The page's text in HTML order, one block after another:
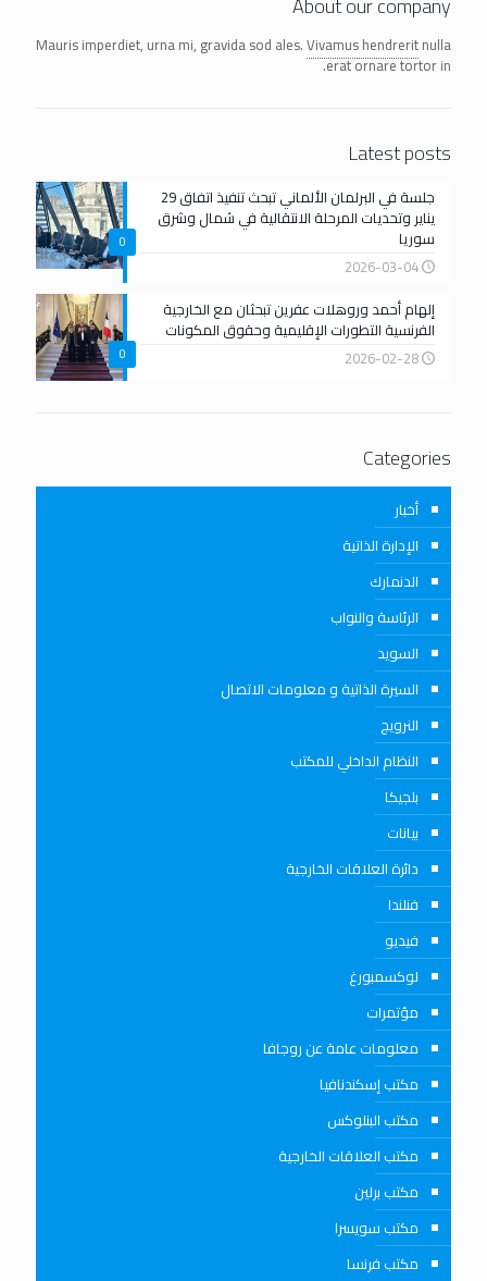
Mauris imperdiet, urna mi, gravida sod ales.Vivamus hendreritnulla
erat ornare tortor in.
Latest posts
0
جلسة في البرلمان الألماني تبحث تنفيذ اتفاق 29
يناير وتحديات المرحلة الانتقالية في شمال وشرق
سوريا
2026-03-04
0
إلهام أحمد وروهلات عفرين تبحثان مع الخارجية
الفرنسية التطورات الإقليمية وحقوق المكونات
2026-02-28
Categories
أخبار
الإدارة الذاتية
الدنمارك
الرئاسة والنواب
السويد
السيرة الذاتية و معلومات الاتصال
النرويج
النظام الداخلي للمكتب
بلجيكا
بيانات
دائرة العلاقات الخارجية
فنلندا
فيديو
لوكسمبورغ
مؤتمرات
معلومات عامة عن روجافا
مكتب إسكندنافيا
مكتب البنلوكس
مكتب العلاقات الخارجية
مكتب برلين
مكتب سويسرا
مكتب فرنسا